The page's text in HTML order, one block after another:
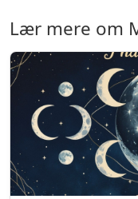
Lær mere om